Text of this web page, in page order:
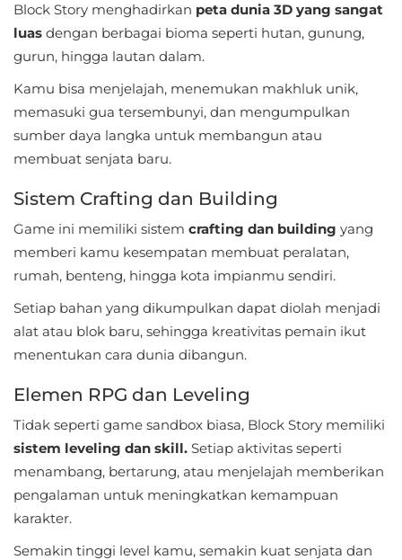
&
Design
Auto
&
Vehicles
Books
&
Reference
Buku
Comics
Communication
Block Story menghadirkan peta dunia 3D yang sangat
luas dengan berbagai bioma seperti hutan, gunung,
gurun, hingga lautan dalam.
Kamu bisa menjelajah, menemukan makhluk unik,
memasuki gua tersembunyi, dan mengumpulkan
sumber daya langka untuk membangun atau
membuat senjata baru.
Sistem Crafting dan Building
Game ini memiliki sistem crafting dan building yang
memberi kamu kesempatan membuat peralatan,
rumah, benteng, hingga kota impianmu sendiri.
Setiap bahan yang dikumpulkan dapat diolah menjadi
alat atau blok baru, sehingga kreativitas pemain ikut
menentukan cara dunia dibangun.
Elemen RPG dan Leveling
Tidak seperti game sandbox biasa, Block Story memiliki
sistem leveling dan skill. Setiap aktivitas seperti
menambang, bertarung, atau menjelajah memberikan
pengalaman untuk meningkatkan kemampuan
karakter.
Semakin tinggi level kamu, semakin kuat senjata dan